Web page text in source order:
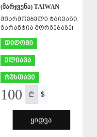
(მარჯვენა) TAIWAN
მწარმოებელი ტაივანი,
გარანტია მორგებაზე!
დიღომი
ელიავა
რუსთავი
100 $
ᲧᲘᲓᲕᲐ